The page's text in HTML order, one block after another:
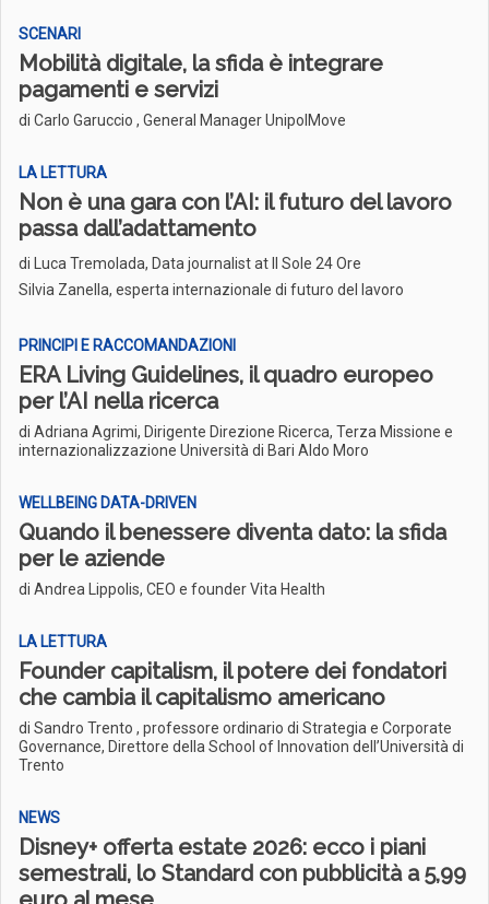
SCENARI
Mobilità digitale, la sfida è integrare
pagamenti e servizi
di Carlo Garuccio , General Manager UnipolMove
LA LETTURA
Non è una gara con l’AI: il futuro del lavoro
passa dall’adattamento
di
Luca Tremolada, Data journalist at Il Sole 24 Ore
Silvia Zanella, esperta internazionale di futuro del lavoro
PRINCIPI E RACCOMANDAZIONI
ERA Living Guidelines, il quadro europeo
per l’AI nella ricerca
di Adriana Agrimi, Dirigente Direzione Ricerca, Terza Missione e
internazionalizzazione Università di Bari Aldo Moro
WELLBEING DATA-DRIVEN
Quando il benessere diventa dato: la sfida
per le aziende
di Andrea Lippolis, CEO e founder Vita Health
LA LETTURA
Founder capitalism, il potere dei fondatori
che cambia il capitalismo americano
di Sandro Trento , professore ordinario di Strategia e Corporate
Governance, Direttore della School of Innovation dell’Università di
Trento
NEWS
Disney+ offerta estate 2026: ecco i piani
semestrali, lo Standard con pubblicità a 5,99